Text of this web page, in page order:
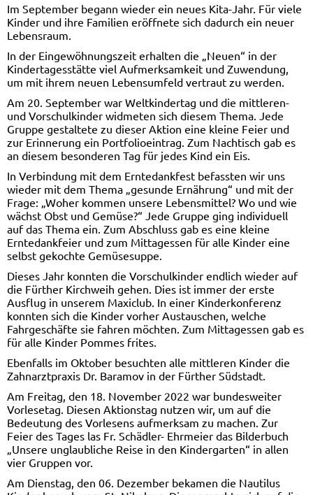
Im September begann wieder ein neues Kita-Jahr. Für viele
Kinder und ihre Familien eröffnete sich dadurch ein neuer
Lebensraum.
In der Eingewöhnungszeit erhalten die „Neuen“ in der
Kindertagesstätte viel Aufmerksamkeit und Zuwendung,
um mit ihrem neuen Lebensumfeld vertraut zu werden.
Am 20. September war Weltkindertag und die mittleren-
und Vorschulkinder widmeten sich diesem Thema. Jede
Gruppe gestaltete zu dieser Aktion eine kleine Feier und
zur Erinnerung ein Portfolioeintrag. Zum Nachtisch gab es
an diesem besonderen Tag für jedes Kind ein Eis.
In Verbindung mit dem Erntedankfest befassten wir uns
wieder mit dem Thema „gesunde Ernährung“ und mit der
Frage: „Woher kommen unsere Lebensmittel? Wo und wie
wächst Obst und Gemüse?“ Jede Gruppe ging individuell
auf das Thema ein. Zum Abschluss gab es eine kleine
Erntedankfeier und zum Mittagessen für alle Kinder eine
selbst gekochte Gemüsesuppe.
Dieses Jahr konnten die Vorschulkinder endlich wieder auf
die Fürther Kirchweih gehen. Dies ist immer der erste
Ausflug in unserem Maxiclub. In einer Kinderkonferenz
konnten sich die Kinder vorher Austauschen, welche
Fahrgeschäfte sie fahren möchten. Zum Mittagessen gab es
für alle Kinder Pommes frites.
Ebenfalls im Oktober besuchten alle mittleren Kinder die
Zahnarztpraxis Dr. Baramov in der Fürther Südstadt.
Am Freitag, den 18. November 2022 war bundesweiter
Vorlesetag. Diesen Aktionstag nutzen wir, um auf die
Bedeutung des Vorlesens aufmerksam zu machen. Zur
Feier des Tages las Fr. Schädler- Ehrmeier das Bilderbuch
„Unsere unglaubliche Reise in den Kindergarten“ in allen
vier Gruppen vor.
Am Dienstag, den 06. Dezember bekamen die Nautilus